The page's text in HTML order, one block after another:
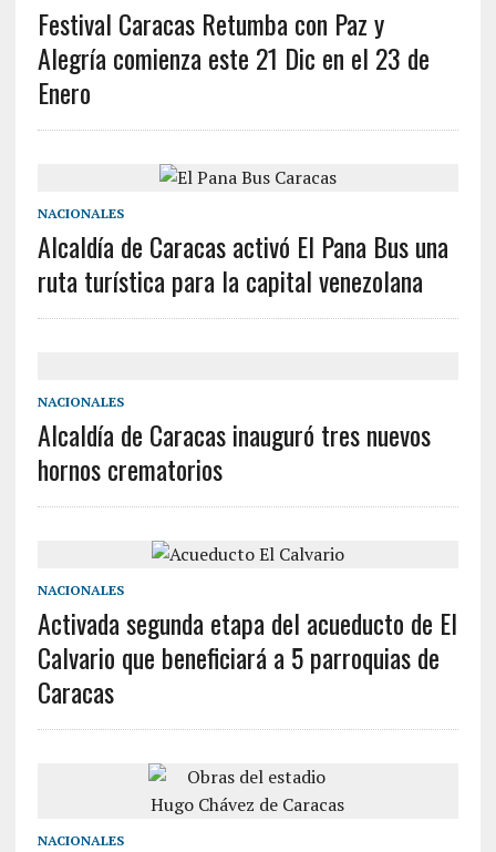
Festival Caracas Retumba con Paz y
Alegría comienza este 21 Dic en el 23 de
Enero
NACIONALES
Alcaldía de Caracas activó El Pana Bus una
ruta turística para la capital venezolana
NACIONALES
Alcaldía de Caracas inauguró tres nuevos
hornos crematorios
NACIONALES
Activada segunda etapa del acueducto de El
Calvario que beneficiará a 5 parroquias de
Caracas
NACIONALES